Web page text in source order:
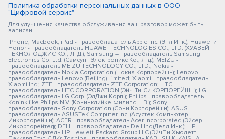
Политика обработки персональных данных в ООО
"Цифровой сервис"
Для улучшения качества обслуживания ваш разговор может быть
записан
iPhone, Macbook, iPad - правообладатель Apple Inc. (Эпл Инк.); Huawei и
Honor - правообладатель HUAWEI TECHNOLOGIES CO., LTD. (ХУАВЕЙ
ТЕКНОЛОДЖИС КО., ЛТД.); Samsung – правообладатель Samsung
Electronics Co. Ltd. (Самсунг Электроникс Ко., Лтд.); MEIZU -
правообладатель MEIZU TECHNOLOGY CO., LTD.; Nokia -
правообладатель Nokia Corporation (Нокиа Корпорейшн); Lenovo -
правообладатель Lenovo (Beijing) Limited; Xiaomi - правообладатель
Xiaomi Inc.; ZTE - правообладатель ZTE Corporation; HTC -
правообладатель HTC CORPORATION (Эйч-Ти-Си КОРПОРЕЙШН); LG -
правообладатель LG Corp. (ЭлДжи Корп.); Philips - правообладатель
Koninklijke Philips N.V. (Конинклийке Филипс Н.В.); Sony -
правообладатель Sony Corporation (Сони Корпорейшн); ASUS -
правообладатель ASUSTeK Computer Inc. (Асустек Компьютер
Инкорпорейшн); ACER - правообладатель Acer Incorporated (Эйсер
Инкорпорейтед); DELL - правообладатель Dell Inc.(Делл Инк.); HP -
правообладатель HP Hewlett-Packard Group LLC (ЭйчПи Хьюлетт